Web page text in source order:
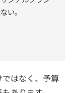
い。
はなく、予算